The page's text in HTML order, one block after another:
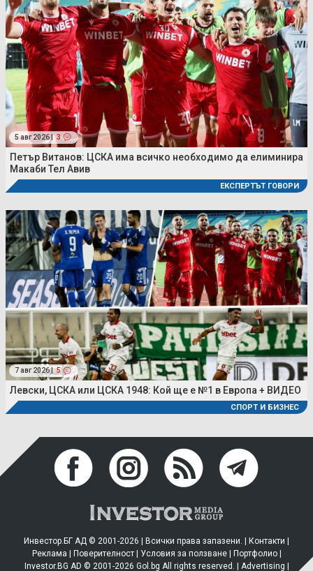
5 авг 2026 | 3
Петър Витанов: ЦСКА има всичко необходимо да елиминира
Макаби Тел Авив
ЕКСПЕРТЪТ ГОВОРИ
7 авг 2026 | 5
Левски, ЦСКА или ЦСКА 1948: Кой ще е №1 в Европа + ВИДЕО
СПОРТ И БИЗНЕС
Инвестор.БГ АД © 2001-2026 | Всички права запазени. | Контакти
Реклама
Поверителност| Условия за ползване| Портфолио|
Investor.BG AD © 2001-2026 Gol.bg All rights reserved. | Advertising